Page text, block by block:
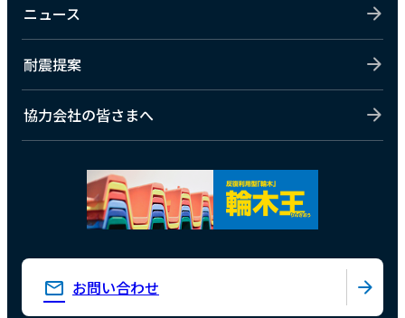
ニュース
耐震提案
協力会社の皆さまへ
お問い合わせ